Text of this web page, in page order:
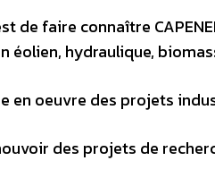
de faire connaître
éolien, hydraulique,
en oeuvre des projets
des projets de